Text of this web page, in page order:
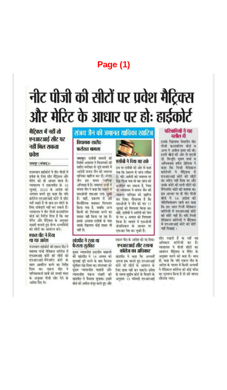
Page (1)